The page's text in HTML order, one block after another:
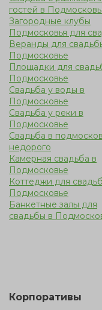
гостей в
Загородные клубы
Подмосковья для
Веранды для
Подмосковье
Площадки для
Подмосковье
Свадьба у воды в
Подмосковье
Свадьба у реки в
Подмосковье
Свадьба в
недорого
Камерная свадьба в
Подмосковье
Коттеджи для
Подмосковье
Банкетные залы для
свадьбы в
Корпоративы